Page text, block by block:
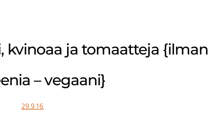
kvinoaa ja tomaatteja {ilman
– vegaani}
29.9.16